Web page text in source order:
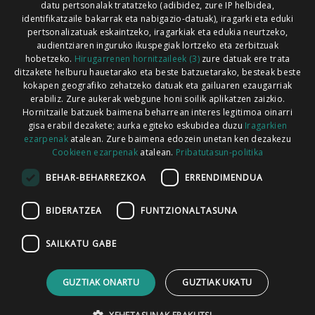
Xorroxin irratia | Lesaka | T. 948638288
Codesyntaxek garatua
HARREMANETARAKO
datu pertsonalak tratatzeko (adibidez, zure IP helbidea,
identifikatzaile bakarrak eta nabigazio-datuak), iragarki eta eduki
pertsonalizatuak eskaintzeko, iragarkiak eta edukia neurtzeko,
audientziaren inguruko ikuspegiak lortzeko eta zerbitzuak
hobetzeko. Hirugarrenen hornitzaileek (3)zure datuak ere trata
ditzakete helburu hauetarako eta beste batzuetarako, besteak beste
kokapen geografiko zehatzeko datuak eta gailuaren ezaugarriak
erabiliz. Zure aukerak webgune honi soilik aplikatzen zaizkio.
Hornitzaile batzuek baimena beharrean interes legitimoa oinarri
gisa erabil dezakete; aurka egiteko eskubidea duzu Iragarkien
ezarpenakatalean. Zure baimena edozein unetan ken dezakezu
Cookieen ezarpenak atalean. Pribatutasun-politika
BEHAR-BEHARREZKOA ERRENDIMENDUA
BIDERATZEA FUNTZIONALTASUNA
SAILKATU GABE
GUZTIAK ONARTU GUZTIAK UKATU